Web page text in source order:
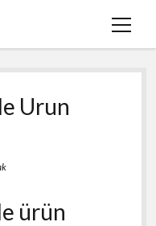
menüyü
Urun
ürün